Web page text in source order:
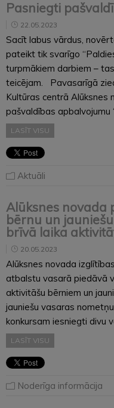
Pasniegti
22.05.2023
Sacīt labus vārdus,
pateikt tik svarīgo
turpmākiem darbiem –
teicējam. Pavasarīgā
Kultūras centrā Alūksnes
pašvaldības apbalvojumu
LASĪT VISU
Aktuāli
Alūksnes novada
bērnu un
brīvā laika
20.05.2023
Alūksnes novada
atbalstu vasarā piedāvā
aktivitāšu bērniem un
jauniešu vasaras
konkursam iesniegti divu
LASĪT VISU
Noderīga informācija